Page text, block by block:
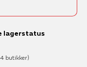
lagerstatus
butikker)